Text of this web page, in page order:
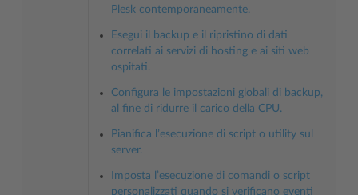
Plesk contemporaneamente.
Esegui il backup e il ripristino di dati
correlati ai servizi di hosting e ai siti web
ospitati.
Configura le impostazioni globali di backup,
al fine di ridurre il carico della CPU.
Pianifica l’esecuzione di script o utility sul
server.
Imposta l’esecuzione di comandi o script
personalizzati quando si verificano eventi